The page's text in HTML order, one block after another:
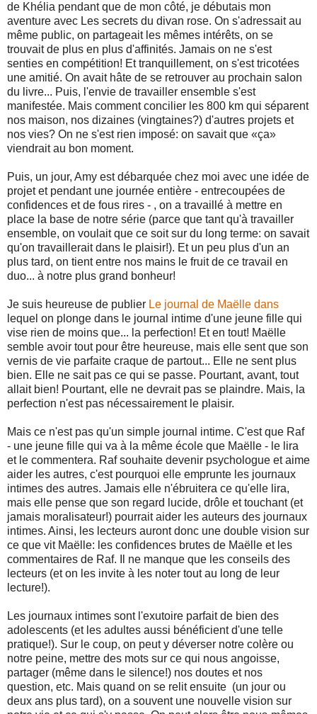
de Khélia pendant que de mon côté, je débutais mon
aventure avec Les secrets du divan rose. On s'adressait au
même public, on partageait les mêmes intérêts, on se
trouvait de plus en plus d'affinités. Jamais on ne s'est
senties en compétition! Et tranquillement, on s'est tricotées
une amitié. On avait hâte de se retrouver au prochain salon
du livre... Puis, l'envie de travailler ensemble s'est
manifestée. Mais comment concilier les 800 km qui séparent
nos maison, nos dizaines (vingtaines?) d'autres projets et
nos vies? On ne s'est rien imposé: on savait que «ça»
viendrait au bon moment.
Puis, un jour, Amy est débarquée chez moi avec une idée de
projet et pendant une journée entière - entrecoupées de
confidences et de fous rires - , on a travaillé à mettre en
place la base de notre série (parce que tant qu'à travailler
ensemble, on voulait que ce soit sur du long terme: on savait
qu'on travaillerait dans le plaisir!). Et un peu plus d'un an
plus tard, on tient entre nos mains le fruit de ce travail en
duo... à notre plus grand bonheur!
Je suis heureuse de publier Le journal de Maëlle dans
lequel on plonge dans le journal intime d'une jeune fille qui
vise rien de moins que... la perfection! Et en tout! Maëlle
semble avoir tout pour être heureuse, mais elle sent que son
vernis de vie parfaite craque de partout... Elle ne sent plus
bien. Elle ne sait pas ce qui se passe. Pourtant, avant, tout
allait bien! Pourtant, elle ne devrait pas se plaindre. Mais, la
perfection n'est pas nécessairement le plaisir.
Mais ce n'est pas qu'un simple journal intime. C'est que Raf
- une jeune fille qui va à la même école que Maëlle - le lira
et le commentera. Raf souhaite devenir psychologue et aime
aider les autres, c'est pourquoi elle emprunte les journaux
intimes des autres. Jamais elle n'ébruitera ce qu'elle lira,
mais elle pense que son regard lucide, drôle et touchant (et
jamais moralisateur!) pourrait aider les auteurs des journaux
intimes. Ainsi, les lecteurs auront donc une double vision sur
ce que vit Maëlle: les confidences brutes de Maëlle et les
commentaires de Raf. Il ne manque que les conseils des
lecteurs (et on les invite à les noter tout au long de leur
lecture!).
Les journaux intimes sont l'exutoire parfait de bien des
adolescents (et les adultes aussi bénéficient d'une telle
pratique!). Sur le coup, on peut y déverser notre colère ou
notre peine, mettre des mots sur ce qui nous angoisse,
partager (même dans le silence!) nos doutes et nos
question, etc. Mais quand on se relit ensuite (un jour ou
deux ans plus tard), on a souvent une nouvelle vision sur